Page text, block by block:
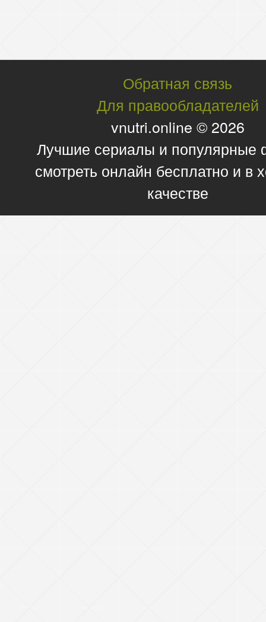
Обратная связь
Для правообладателей
vnutri.online © 2026
Лучшие сериалы и
смотреть онлайн бесплатно и в
качестве